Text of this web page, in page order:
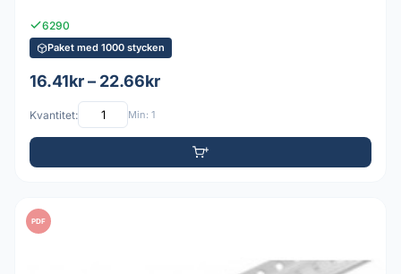
6290
Paket med 1000 stycken
16.41kr – 22.66kr
Kvantitet: Min: 1
PDF